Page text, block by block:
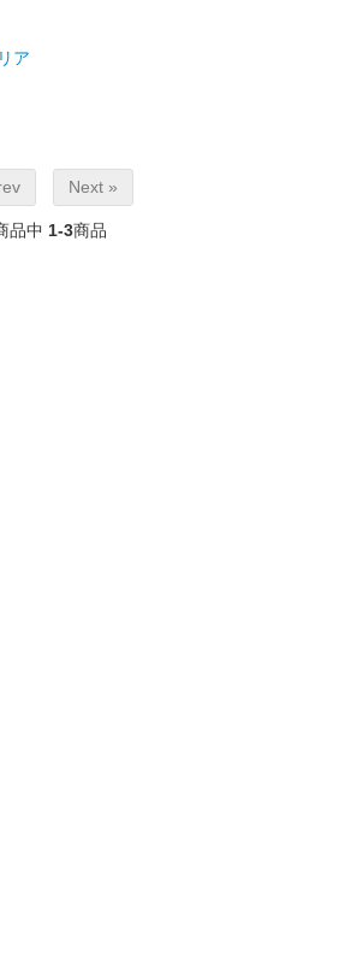
ア
Next »
品中 1-3商品